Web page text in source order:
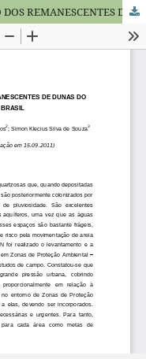
MAPEAMENTO E CARACTERIZAÇÃO DOS REMANESCENTES DE DUNAS DO MUNICÍPIO DE NATAL – RN, BRASIL